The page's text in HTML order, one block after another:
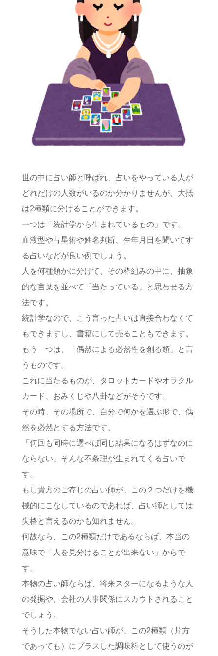
世の中に占い師と呼ばれ、占いをやっている人が
どれだけの人数がいるのか分かりませんが、大抵
は2種類に分けることができます。
一つは「統計学から生まれているもの」です。
血液型や占星術や姓名判断、生年月日を聞いてす
る占いなどが良い例でしょう。
人を何種類かに分けて、その枠組みの中に、抽象
的な言葉を並べて「当たっている」と思わせる方
法です。
統計学なので、こう言った占いは直接合わなくて
もできますし、書籍にして売ることもできます。
もう一つは、「偶然による必然性を創る類」と言
うものです。
これに当たるものが、タロットカードやオラクル
カード、おみくじや八卦などがそうです。
その時、その場所で、自分で何かを選ぶ形で、偶
然を必然とする方法です。
「何回も同時に選べば同じ結果になるはずなのに
ならない」そんな不条理が生まれてくる占いで
す。
もし貴方のご存じの占い師が、この２つだけを機
械的にこなしているのであれば、占い師としては
失格と言えるのかも知れません。
何故なら、この2種類だけであるならば、本当の
意味で「人を見分けることが出来ない」からで
す。
本物の占い師ならば、将来スターになるような人
の発掘や、会社の人事関係にスカウトされること
でしょう。
そうした本物でない占い師が、この2種類（片方
であっても）にプラスした調味料として使うのが